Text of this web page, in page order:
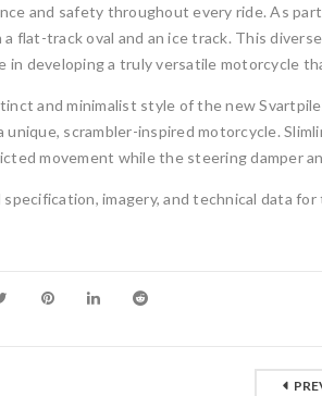
and safety throughout every ride. As
flat-track oval and an ice track. This
in developing a truly versatile motorcycle
and minimalist style of the new
unique, scrambler-inspired motorcycle.
movement while the steering damper
imagery, and technical data